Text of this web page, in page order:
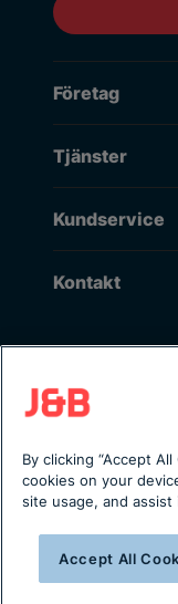
Företag
Tjänster
Kundservice
Kontakt
Rikstäckande
Lager i Sverige
Från
Copyright
By clicking “Accept
cookies on your
site usage, and
Accept All